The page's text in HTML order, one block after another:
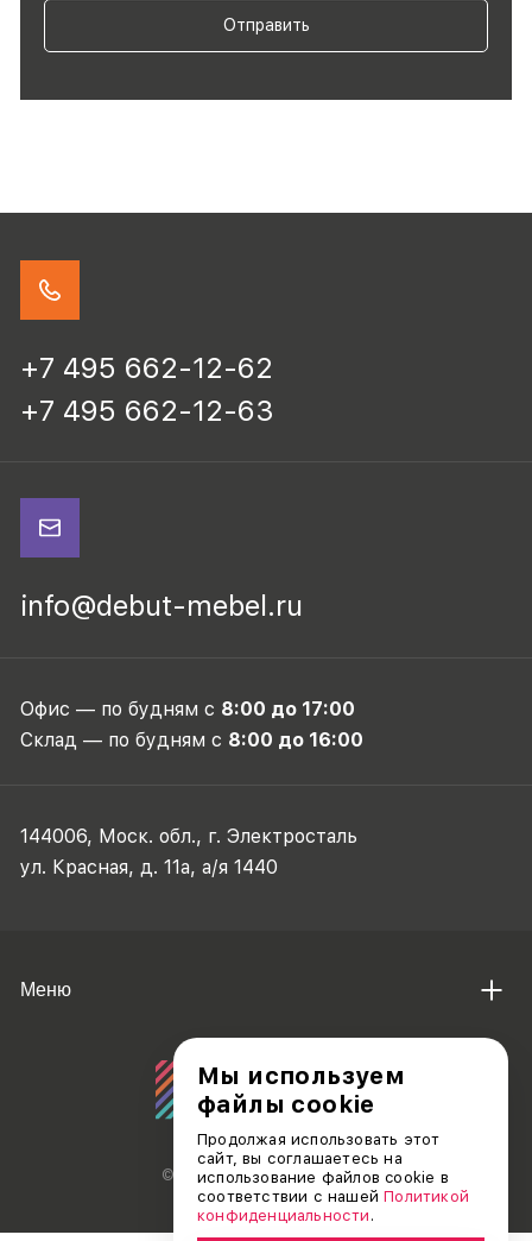
Отправить
+7 495 662-12-62
+7 495 662-12-63
info@debut-mebel.ru
Офис — по будням с 8:00 до 17:00
Склад — по будням с 8:00 до 16:00
144006, Моск. обл., г. Электросталь
ул. Красная, д. 11а, а/я 1440
© АО «ДЕБЮТ», 2011 — 2026
Меню
Мы используем
файлы cookie
Продолжая использовать этот
сайт, вы соглашаетесь на
использование файлов cookie в
соответствии с нашейПолитикой
конфиденциальности .